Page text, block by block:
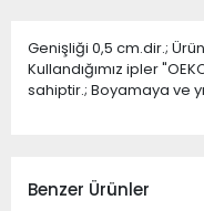
Genişliği 0,5 cm.dir.;
Kullandığımız ipler
sahiptir.; Boyamaya ve
Benzer Ürünler